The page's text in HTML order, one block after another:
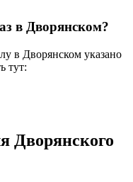
в Дворянском?
в Дворянском указано
тут:
Дворянского